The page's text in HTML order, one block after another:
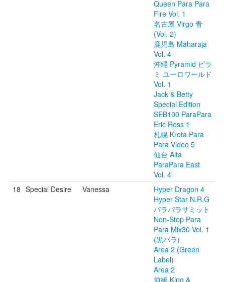
Queen Para Para
Fire Vol. 1
名古屋 Virgo 青
(Vol. 2)
鹿児島 Maharaja
Vol. 4
沖縄 Pyramid ピラ
ミ ユーロワールド
Vol. 1
Jack & Betty
Special Edition
SEB100 ParaPara
Eric Ross 1
札幌 Kreta Para
Para Video 5
仙台 Alta
ParaPara East
Vol. 4
18 Special Desire Vanessa
Hyper Dragon 4
Hyper Star N.R.G
パラパラサミット
Non-Stop Para
Para Mix30 Vol. 1
(黒パラ)
Area 2 (Green
Label)
Area 2
前橋 King &